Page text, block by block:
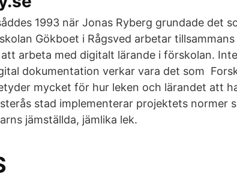
1993 när Jonas Ryberg grundade det
Gökboet i Rågsved arbetar
arbeta med digitalt lärande i förskolan.
dokumentation verkar vara det som
mycket för hur leken och lärandet att
stad implementerar projektets normer
jämställda, jämlika lek.